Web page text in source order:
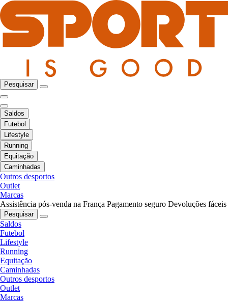
Pesquisar
Saldos
Futebol
Lifestyle
Running
Equitação
Caminhadas
Outros desportos
Outlet
Marcas
Assistência pós-venda na França Pagamento seguro Devoluções fáceis
Pesquisar
Saldos
Futebol
Lifestyle
Running
Equitação
Caminhadas
Outros desportos
Outlet
Marcas